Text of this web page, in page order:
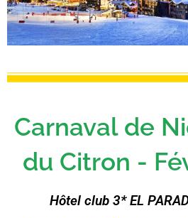
Carnaval de
du Citron -
Hôtel club 3* EL